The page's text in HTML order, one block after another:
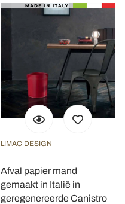
LIMAC DESIGN
Afval papier mand
gemaakt in Italië in
geregenereerde Canistro